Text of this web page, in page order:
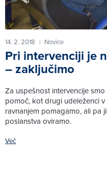
14. 2. 2018 | Novice
Pri intervenciji je
– zaključimo
Za uspešnost intervencije
pomoč, kot drugi udeleženci
ravnanjem pomagamo, ali pa
poslanstva oviramo.
Več